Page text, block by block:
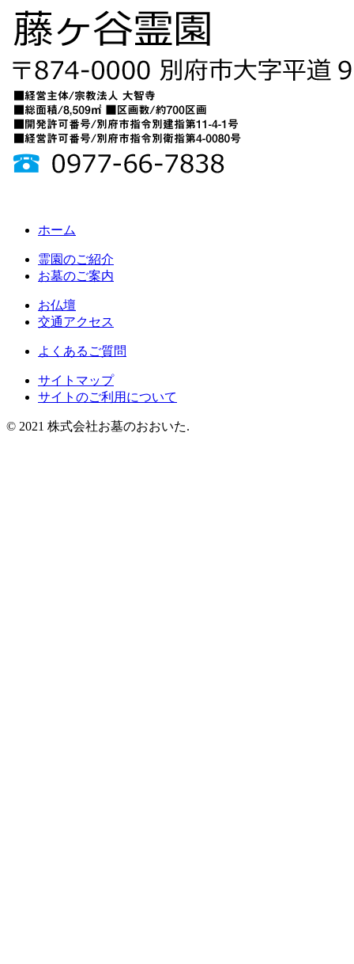
ホーム
霊園のご紹介
お墓のご案内
お仏壇
交通アクセス
よくあるご質問
サイトマップ
サイトのご利用について
© 2021 株式会社お墓のおおいた.